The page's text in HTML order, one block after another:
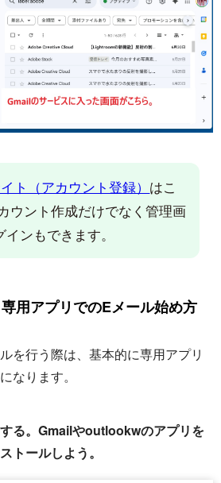
ト（アカウント登録） はこ
ウント作成だけでなく管理画
ンもできます。
専用アプリでのEメール始め方
を行う際は、基本的に専用アプリ
なります。
る。Gmailやoutlookwのアプリを
トールしよう。